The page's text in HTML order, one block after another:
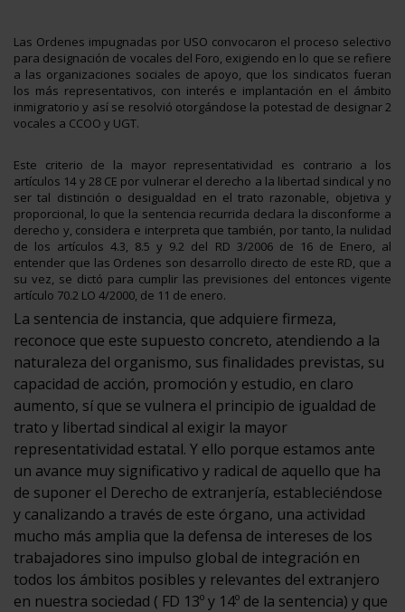
Las Ordenes impugnadas por USO convocaron el proceso selectivo
para designación de vocales del Foro, exigiendo en lo que se refiere
a las organizaciones sociales de apoyo, que los sindicatos fueran
los más representativos, con interés e implantación en el ámbito
inmigratorio y así se resolvió otorgándose la potestad de designar 2
vocales a CCOO y UGT.
Este criterio de la mayor representatividad es contrario a los
artículos 14 y 28 CE por vulnerar el derecho a la libertad sindical y no
ser tal distinción o desigualdad en el trato razonable, objetiva y
proporcional, lo que la sentencia recurrida declara la disconforme a
derecho y, considera e interpreta que también, por tanto, la nulidad
de los artículos 4.3, 8.5 y 9.2 del RD 3/2006 de 16 de Enero, al
entender que las Ordenes son desarrollo directo de este RD, que a
su vez, se dictó para cumplir las previsiones del entonces vigente
artículo 70.2 LO 4/2000, de 11 de enero.
La sentencia de instancia, que adquiere firmeza,
reconoce que este supuesto concreto, atendiendo a la
naturaleza del organismo, sus finalidades previstas, su
capacidad de acción, promoción y estudio, en claro
aumento, sí que se vulnera el principio de igualdad de
trato y libertad sindical al exigir la mayor
representatividad estatal. Y ello porque estamos ante
un avance muy significativo y radical de aquello que ha
de suponer el Derecho de extranjería, estableciéndose
y canalizando a través de este órgano, una actividad
mucho más amplia que la defensa de intereses de los
trabajadores sino impulso global de integración en
todos los ámbitos posibles y relevantes del extranjero
en nuestra sociedad ( FD 13º y 14º de la sentencia) y que